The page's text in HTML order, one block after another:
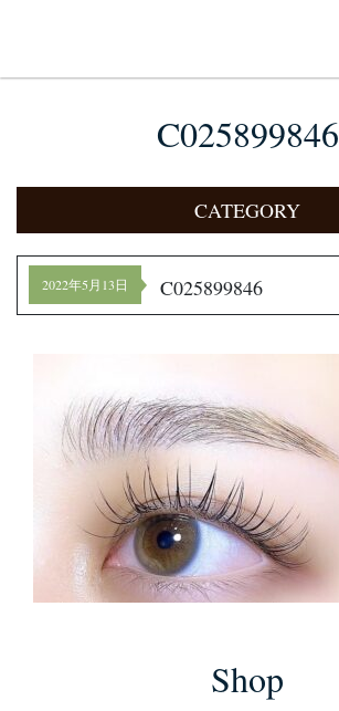
C025899846
CATEGORY
2022年5月13日 C025899846
Shop